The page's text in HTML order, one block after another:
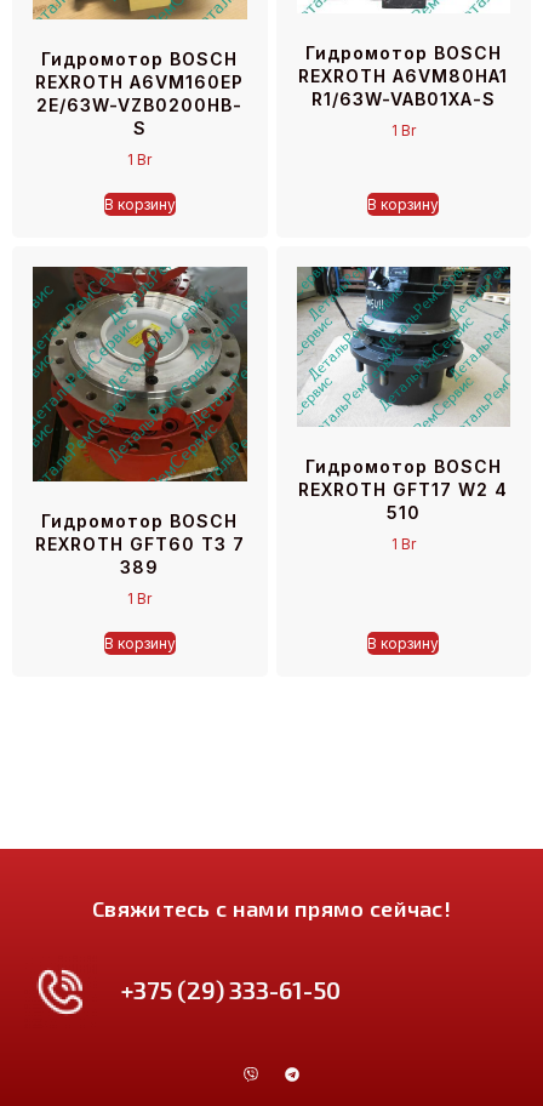
Гидромотор BOSCH
REXROTH A6VM160EP
2E/63W-VZB0200HB-
S
1Br
В корзину
Гидромотор BOSCH
REXROTH A6VM80HA1
R1/63W-VAB01XA-S
1 Br
В корзину
Гидромотор BOSCH
REXROTH GFT60 T3 7
389
1Br
В корзину
Гидромотор BOSCH
REXROTH GFT17 W2 4
510
1 Br
В корзину
Свяжитесь с нами прямо сейчас!
+375 (29) 333-61-50